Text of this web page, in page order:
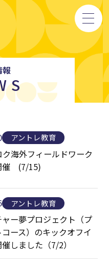
報
アントレ教育
海外フィールドワーク
催 (7/15)
アントレ教育
ー夢プロジェクト（プ
ース）のキックオフイ
しました（7/2）
チャー支援制度
レナーシップ教育